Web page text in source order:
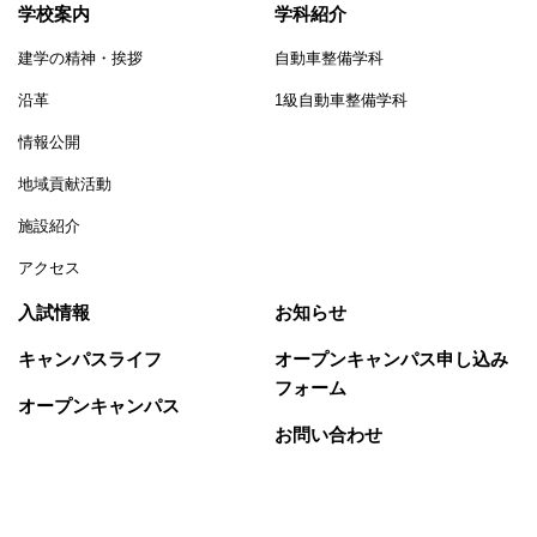
学校案内
建学の精神・挨拶
沿革
情報公開
地域貢献活動
施設紹介
アクセス
学科紹介
自動車整備学科
1級自動車整備学科
入試情報
キャンパスライフ
オープンキャンパス
お知らせ
オープンキャンパス申し込み
フォーム
お問い合わせ